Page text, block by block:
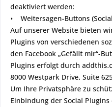
deaktiviert werden:
• Weitersagen-Buttons
Auf unserer Website bieten
Plugins von verschiedenen
den Facebook „Gefällt mir“-
Plugins erfolgt durch
8000 Westpark Drive, Suite
Um Ihre Privatsphäre zu
Einbindung der Social